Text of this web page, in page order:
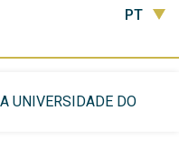
PT
UNIVERSIDADE DO